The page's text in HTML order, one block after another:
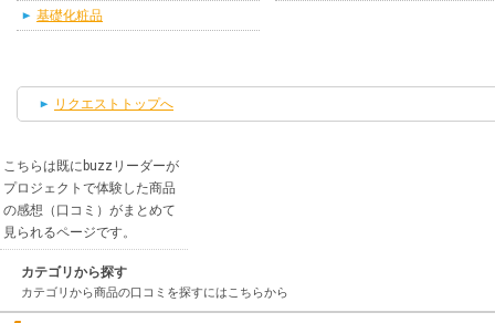
基礎化粧品
リクエストトップへ
こちらは既にbuzzリーダーが
プロジェクトで体験した商品
の感想（口コミ）がまとめて
見られるページです。
カテゴリから探す
カテゴリから商品の口コミを探すにはこちらから